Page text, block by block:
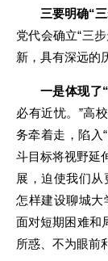
三要明确“
党代会确立“三
新，具有深远的
一是体现了
必有近忧。”高
务牵着走，陷入
斗目标将视野延
展，迫使我们从
怎样建设聊城大
面对短期困难和
所惑、不为眼前